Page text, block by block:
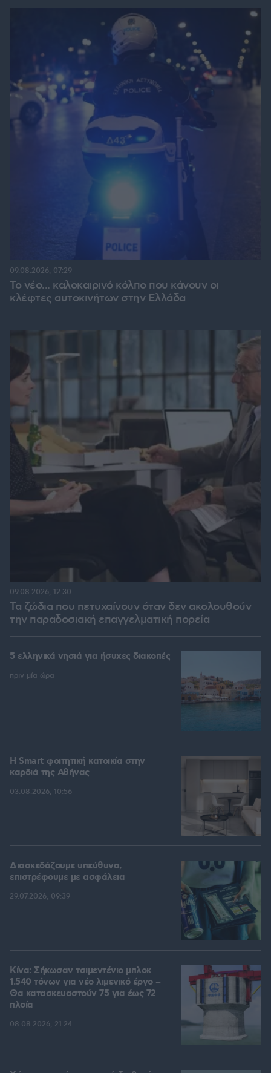
Το νέο... καλοκαιρινό κόλπο που κάνουν οι
κλέφτες αυτοκινήτων στην Ελλάδα
09.08.2026, 07:29
Τα ζώδια που πετυχαίνουν όταν δεν ακολουθούν
την παραδοσιακή επαγγελματική πορεία
09.08.2026, 12:30
5 ελληνικά νησιά για ήσυχες διακοπές
πριν μία ώρα
Η Smart φοιτητική κατοικία στην
καρδιά της Αθήνας
03.08.2026, 10:56
Διασκεδάζουμε υπεύθυνα,
επιστρέφουμε με ασφάλεια
29.07.2026, 09:39
Κίνα: Σήκωσαν τσιμεντένιο μπλοκ
1.540 τόνων για νέο λιμενικό έργο –
Θα κατασκευαστούν 75 για έως 72
πλοία
08.08.2026, 21:24